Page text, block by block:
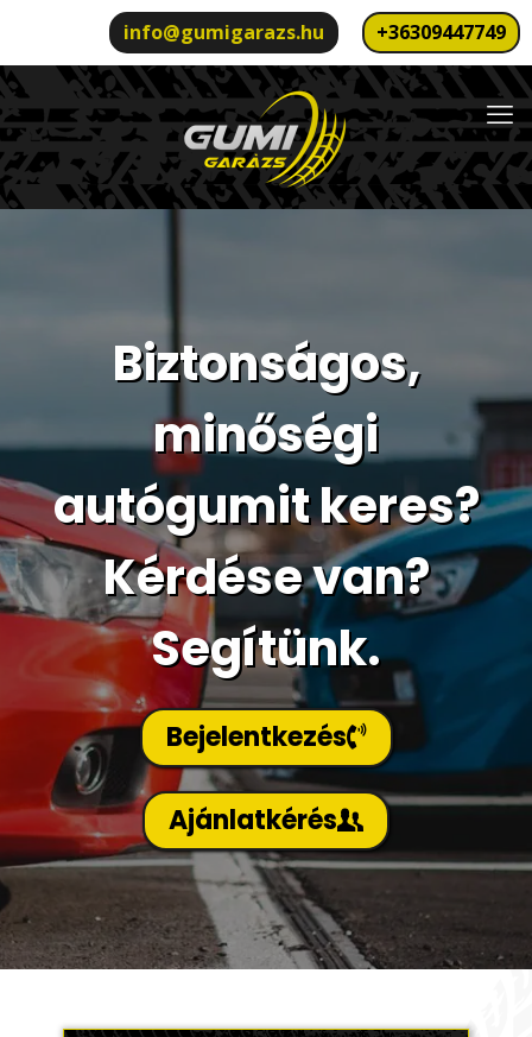
+36309447749
info@gumigarazs.hu
Biztonságos,
minőségi
autógumit keres?
Kérdése van?
Segítünk.
Bejelentkezés
Ajánlatkérés